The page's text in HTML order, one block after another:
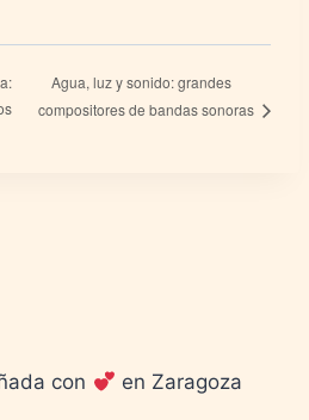
Agua, luz y sonido: grandes
compositores de bandas sonoras
con en Zaragoza